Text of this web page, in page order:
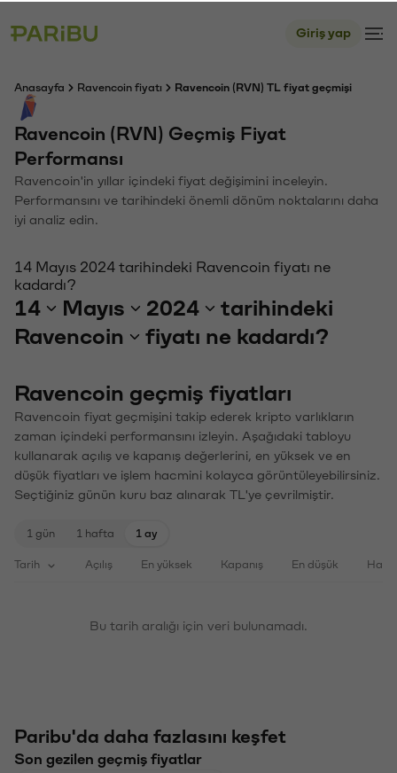
Giriş yap
Anasayfa Ravencoin fiyatı Ravencoin (RVN) TL fiyat geçmişi
Ravencoin (RVN) Geçmiş Fiyat
Performansı
Ravencoin'in yıllar içindeki fiyat değişimini inceleyin.
Performansını ve tarihindeki önemli dönüm noktalarını daha
iyi analiz edin.
14 Mayıs 2024 tarihindeki Ravencoin fiyatı ne
kadardı?
14 Mayıs 2024
tarihindeki
Ravencoin
fiyatı ne kadardı?
Ravencoin geçmiş fiyatları
Ravencoin fiyat geçmişini takip ederek kripto varlıkların
zaman içindeki performansını izleyin. Aşağıdaki tabloyu
kullanarak açılış ve kapanış değerlerini, en yüksek ve en
düşük fiyatları ve işlem hacmini kolayca görüntüleyebilirsiniz.
Seçtiğiniz günün kuru baz alınarak TL'ye çevrilmiştir.
1 gün 1 hafta 1 ay
Tarih Açılış En yüksek Kapanış En düşük
Bu tarih aralığı için veri bulunamadı.
Paribu'da daha fazlasını keşfet
Son gezilen geçmiş fiyatlar